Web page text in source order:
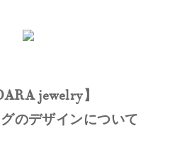
jewelry】
のデザインについて